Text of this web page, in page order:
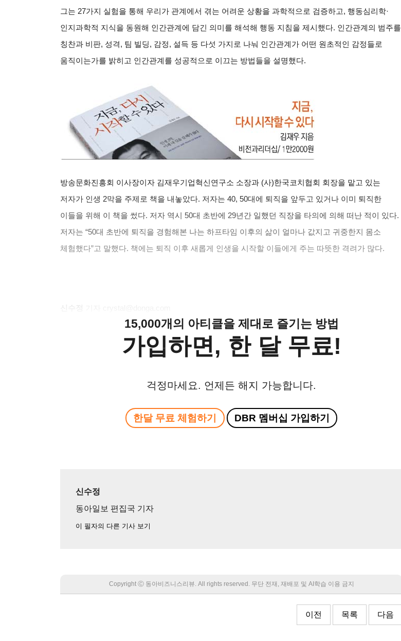
그는 27가지 실험을 통해 우리가 관계에서 겪는 어려운 상황을 과학적으로 검증하고, 행동심리학·
인지과학적 지식을 동원해 인간관계에 담긴 의미를 해석해 행동 지침을 제시했다. 인간관계의 범주를
칭찬과 비판, 성격, 팀 빌딩, 감정, 설득 등 다섯 가지로 나눠 인간관계가 어떤 원초적인 감정들로
움직이는가를 밝히고 인간관계를 성공적으로 이끄는 방법들을 설명했다.
방송문화진흥회 이사장이자 김재우기업혁신연구소 소장과 (사)한국코치협회 회장을 맡고 있는
저자가 인생 2막을 주제로 책을 내놓았다. 저자는 40, 50대에 퇴직을 앞두고 있거나 이미 퇴직한
이들을 위해 이 책을 썼다. 저자 역시 50대 초반에 29년간 일했던 직장을 타의에 의해 떠난 적이 있다.
저자는 “50대 초반에 퇴직을 경험해본 나는 하프타임 이후의 삶이 얼마나 값지고 귀중한지 몸소
체험했다”고 말했다. 책에는 퇴직 이후 새롭게 인생을 시작할 이들에게 주는 따뜻한 격려가 많다.
15,000개의 아티클을 제대로 즐기는 방법
가입하면, 한 달 무료!
걱정마세요. 언제든 해지 가능합니다.
한달 무료 체험하기 DBR 멤버십 가입하기
신수정
동아일보 편집국 기자
이 필자의 다른 기사 보기
Copyright Ⓒ 동아비즈니스리뷰. All rights reserved. 무단 전재, 재배포 및 AI학습 이용 금지
이전 목록 다음